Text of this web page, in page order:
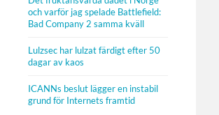
och varför jag spelade Battlefield:
Bad Company 2 samma kväll
Lulzsec har lulzat färdigt efter 50
dagar av kaos
ICANNs beslut lägger en instabil
grund för Internets framtid